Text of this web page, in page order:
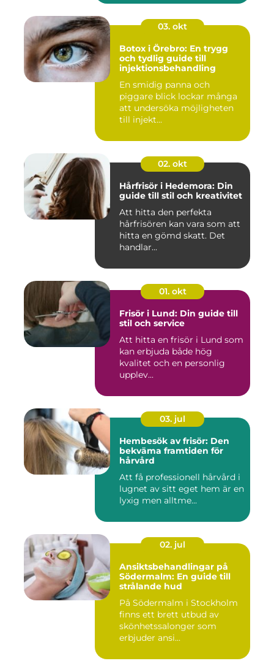
03. okt
Botox i Örebro: En trygg
och tydlig guide till
injektionsbehandling
En smidig panna och
piggare blick lockar många
att undersöka möjligheten
till injekt...
02. okt
Hårfrisör i Hedemora: Din
guide till stil och kreativitet
Att hitta den perfekta
hårfrisören kan vara som att
hitta en gömd skatt. Det
handlar...
01. okt
Frisör i Lund: Din guide till
stil och service
Att hitta en frisör i Lund som
kan erbjuda både hög
kvalitet och en personlig
upplev...
03. jul
Hembesök av frisör: Den
bekväma framtiden för
hårvård
Att få professionell hårvård i
lugnet av sitt eget hem är en
lyxig men alltme...
02. jul
Ansiktsbehandlingar på
Södermalm: En guide till
strålande hud
På Södermalm i Stockholm
finns ett brett utbud av
skönhetssalonger som
erbjuder ansi...